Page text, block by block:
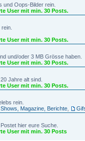
und Oops-Bilder rein.
User mit min. 30 Posts.
User mit min. 30 Posts.
und/oder 3 MB Grösse haben.
User mit min. 30 Posts.
Jahre alt sind.
User mit min. 30 Posts.
rein.
Magazine, Berichte
hier eure Suche.
User mit min. 30 Posts